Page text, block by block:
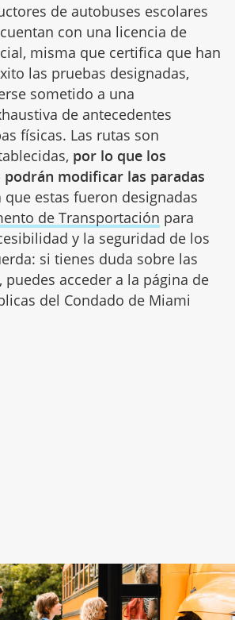
de autobuses escolares
con una licencia de
misma que certifica que han
las pruebas designadas,
sometido a una
de antecedentes
físicas. Las rutas son
por lo que los
modificar las paradas
que estas fueron designadas
de Transportación para
y la seguridad de los
si tienes duda sobre las
puedes acceder a la página de
del Condado de Miami